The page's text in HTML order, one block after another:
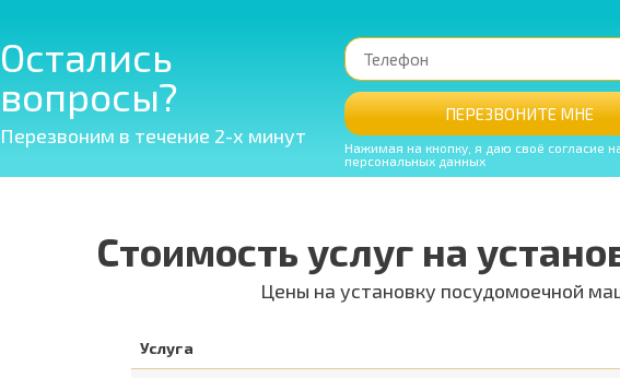
Остались
вопросы?
Перезвоним в течение 2-х минут
ПЕРЕЗВОНИТЕ МНЕ
Нажимая на кнопку, я даю своё согласие
персональных данных
Стоимость услуг на
Цены на установку посудомоечной
Услуга